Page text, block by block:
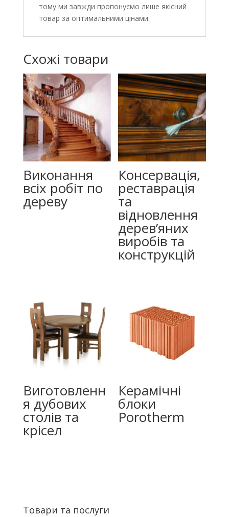
тому ми завжди пропонуємо лише якісний
товар за оптимальними цінами.
Схожі товари
Виконання
всіх робіт по
дереву
Консервація,
реставрація
та
відновлення
дерев’яних
виробів та
конструкцій
Виготовленн
я дубових
столів та
крісел
Керамічні
блоки
Porotherm
Товари та послуги